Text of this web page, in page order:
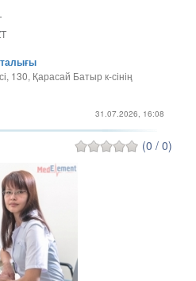
130, Қарасай Батыр к-сінің
31.07.2026, 16:08
(0 / 0)